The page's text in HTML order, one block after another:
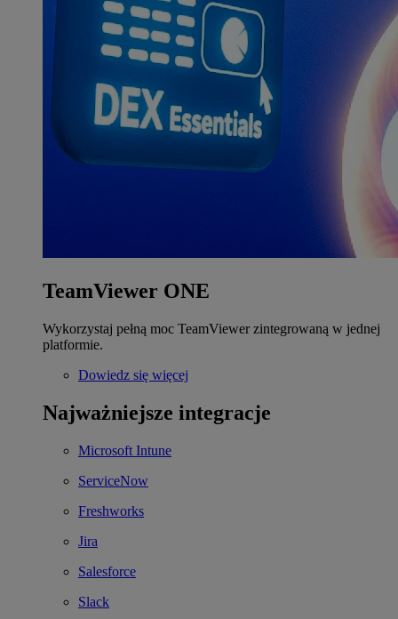
TeamViewer ONE
Wykorzystaj pełną moc TeamViewer zintegrowaną w jednej
platformie.
Dowiedz się więcej
Najważniejsze integracje
Microsoft Intune
ServiceNow
Freshworks
Jira
Salesforce
Slack